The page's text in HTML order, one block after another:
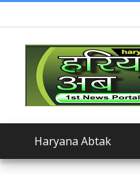
Haryana Abtak